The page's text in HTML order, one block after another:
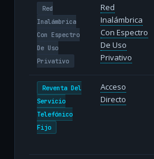
Red
Inalámbrica
Con Espectro
De Uso
Privativo
Red
Inalámbrica
Con Espectro
De Uso
Privativo
Reventa Del
Servicio
Telefónico
Fijo
Acceso
Directo